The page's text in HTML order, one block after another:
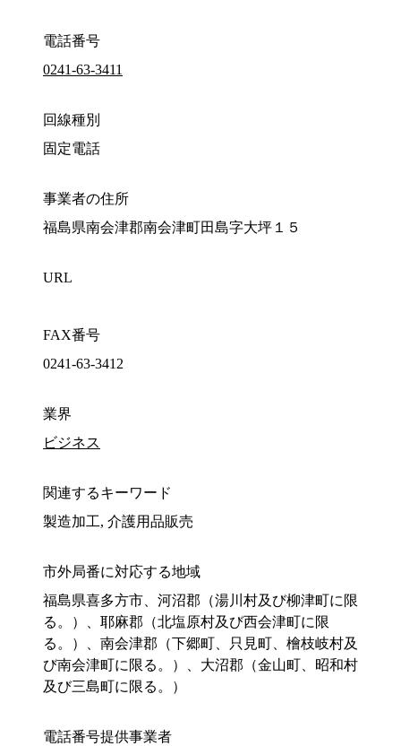
電話番号
0241-63-3411
回線種別
固定電話
事業者の住所
福島県南会津郡南会津町田島字大坪１５
URL
FAX番号
0241-63-3412
業界
ビジネス
関連するキーワード
製造加工, 介護用品販売
市外局番に対応する地域
福島県喜多方市、河沼郡（湯川村及び柳津町に限
る。）、耶麻郡（北塩原村及び西会津町に限
る。）、南会津郡（下郷町、只見町、檜枝岐村及
び南会津町に限る。）、大沼郡（金山町、昭和村
及び三島町に限る。）
電話番号提供事業者